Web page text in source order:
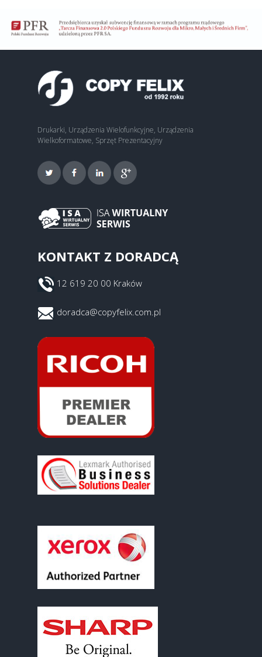
Drukarki, Urządzenia Wielofunkcyjne, Urządzenia
Wielkoformatowe, Sprzęt Prezentacyjny
KONTAKT Z DORADCĄ
12 619 20 00 Kraków
doradca@copyfelix.com.pl